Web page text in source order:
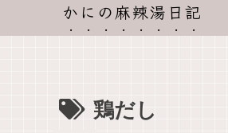
かにの麻辣湯日記
鶏だし